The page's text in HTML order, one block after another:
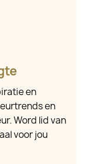
en
en
Word lid van
voor jou